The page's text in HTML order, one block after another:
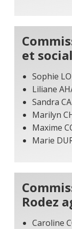
et
Sophie
Liliane
Sandra
Marilyn
Maxime
Marie
Rodez
Caroline